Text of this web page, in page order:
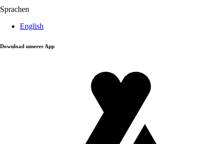
Sprachen
English
Download unserer App